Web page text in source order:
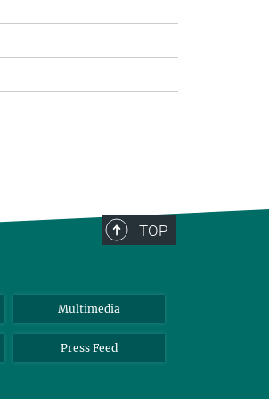
TOP
Multimedia
Press Feed